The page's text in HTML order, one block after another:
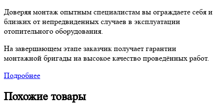
Доверяя монтаж опытным специалистам вы ограждаете себя и
близких от непредвиденных случаев в эксплуатации
отопительного оборудования.
На завершающем этапе заказчик получает гарантии
монтажной бригады на высокое качество проведённых работ.
Подробнее
Похожие товары